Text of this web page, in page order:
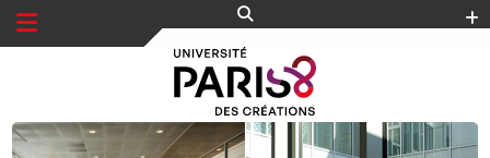
Panneau de gestion des cookies